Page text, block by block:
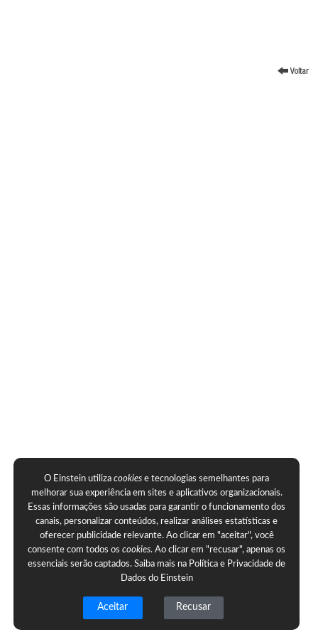
O Einstein utilizacookies e tecnologias semelhantes para
melhorar sua experiência em sites e aplicativos organizacionais.
Essas informações são usadas para garantir o funcionamento dos
canais, personalizar conteúdos, realizar análises estatísticas e
oferecer publicidade relevante. Ao clicar em "aceitar", você
consente com todos oscookies. Ao clicar em "recusar", apenas os
essenciais serão captados. Saiba mais na Política e Privacidade de
Dados do Einstein
Aceitar Recusar